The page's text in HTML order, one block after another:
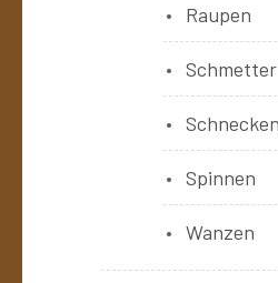
Raupen
Schnecken
Spinnen
Wanzen